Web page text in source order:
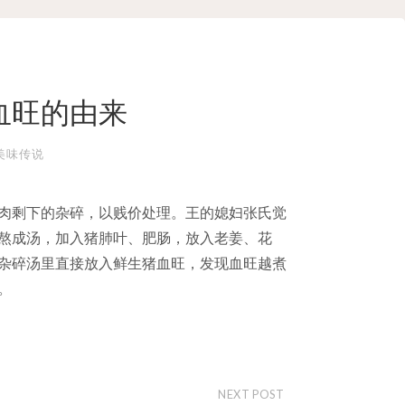
的由来
味传说
下的杂碎，以贱价处理。王的媳妇张氏觉
成汤，加入猪肺叶、肥肠，放入老姜、花
碎汤里直接放入鲜生猪血旺，发现血旺越煮
NEXT POST